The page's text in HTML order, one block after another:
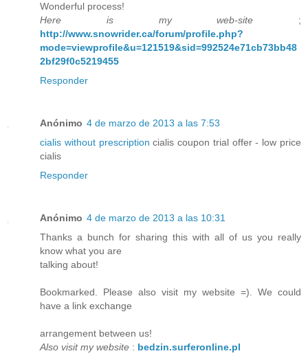
Wonderful process!
Here is my web-site ;
http://www.snowrider.ca/forum/profile.php?
mode=viewprofile&u=121519&sid=992524e71cb73bb48
2bf29f0c5219455
Responder
Anónimo 4 de marzo de 2013 a las 7:53
cialis without prescription cialis coupon trial offer - low price
cialis
Responder
Anónimo 4 de marzo de 2013 a las 10:31
Thanks a bunch for sharing this with all of us you really
know what you are
talking about!
Bookmarked. Please also visit my website =). We could
have a link exchange
arrangement between us!
Also visit my website : bedzin.surferonline.pl